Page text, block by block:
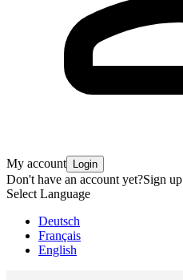
My account Login
Don't have an account yet?Sign up
Select Language
Deutsch
Français
English